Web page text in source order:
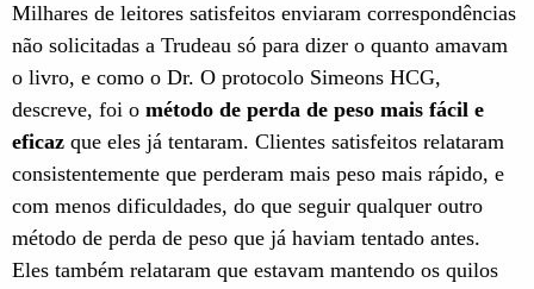
Milhares de leitores satisfeitos enviaram correspondências
não solicitadas a Trudeau só para dizer o quanto amavam
o livro, e como o Dr. O protocolo Simeons HCG,
descreve, foi o método de perda de peso mais fácil e
eficaz que eles já tentaram. Clientes satisfeitos relataram
consistentemente que perderam mais peso mais rápido, e
com menos dificuldades, do que seguir qualquer outro
método de perda de peso que já haviam tentado antes.
Eles também relataram que estavam mantendo os quilos